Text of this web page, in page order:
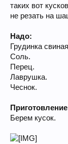
таких вот
не резать на
Надо:
Грудинка
Соль.
Перец.
Лаврушка.
Чеснок.
Берем кусок.